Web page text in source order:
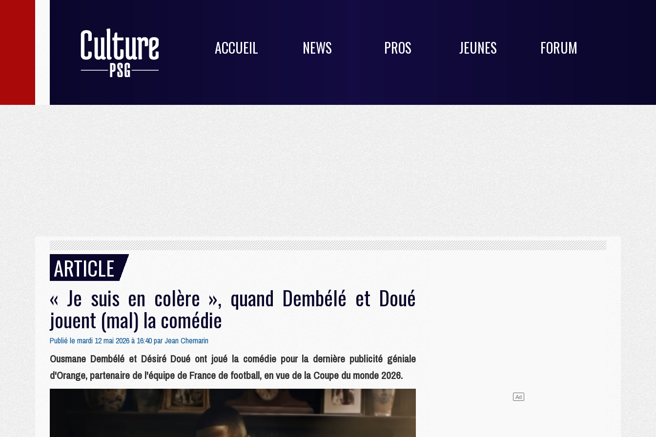
ACCUEIL NEWS PROS JEUNES FORUM
ARTICLE
« Je suis en colère », quand Dembélé et Doué
jouent (mal) la comédie
Publié le mardi 12 mai 2026 à 16:40 parJean Chemarin
Ousmane Dembélé et Désiré Doué ont joué la comédie pour la dernière publicité géniale
d'Orange, partenaire de l'équipe de France de football, en vue de la Coupe du monde 2026.